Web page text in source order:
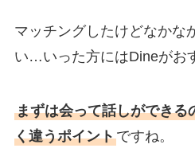
マッチングしたけどなかな
い…いった方にはDineがお
まずは会って話しができる
く違うポイントですね。